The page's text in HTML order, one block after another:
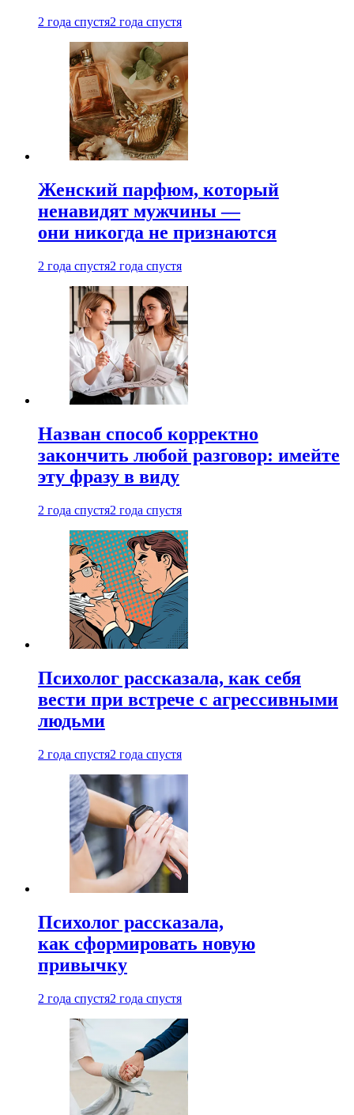
2 года спустя2 года спустя
Женский парфюм, который
ненавидят мужчины —
они никогда не признаются
2 года спустя2 года спустя
Назван способ корректно
закончить любой разговор: имейте
эту фразу в виду
2 года спустя2 года спустя
Психолог рассказала, как себя
вести при встрече с агрессивными
людьми
2 года спустя2 года спустя
Психолог рассказала,
как сформировать новую
привычку
2 года спустя2 года спустя